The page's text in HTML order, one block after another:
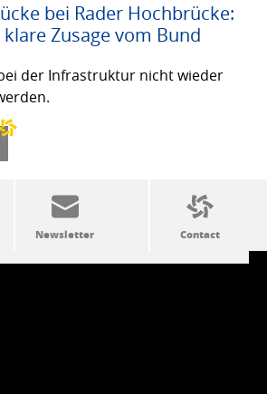
bei Rader Hochbrücke:
Zusage vom Bund
der Infrastruktur nicht wieder
A to Z